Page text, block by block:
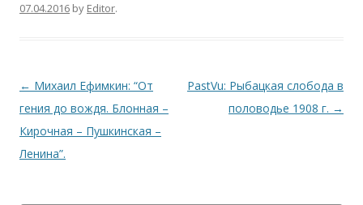
07.04.2016 by Editor.
Навигация по записям
← Михаил Ефимкин: “От
гения до вождя. Блонная –
Кирочная – Пушкинская –
Ленина”.
PastVu: Рыбацкая слобода в
половодье 1908 г. →